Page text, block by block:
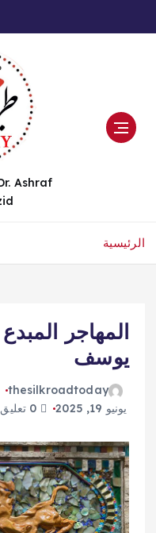
ت
Ashraf
الرئيسية
المهاجر
يوسف
thesilkroadtoday
يونيو 19, 2025